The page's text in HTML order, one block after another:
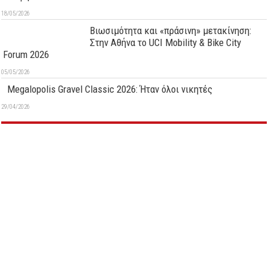
18/05/2026
Βιωσιμότητα και «πράσινη» μετακίνηση:
Στην Αθήνα το UCI Mobility & Bike City
Forum 2026
05/05/2026
Megalopolis Gravel Classic 2026: Ήταν όλοι νικητές
29/04/2026